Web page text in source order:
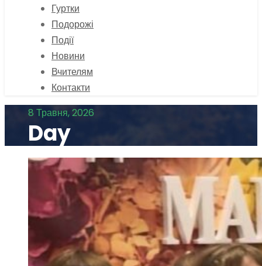
Гуртки
Подорожі
Події
Новини
Вчителям
Контакти
8 Травня, 2026
Day